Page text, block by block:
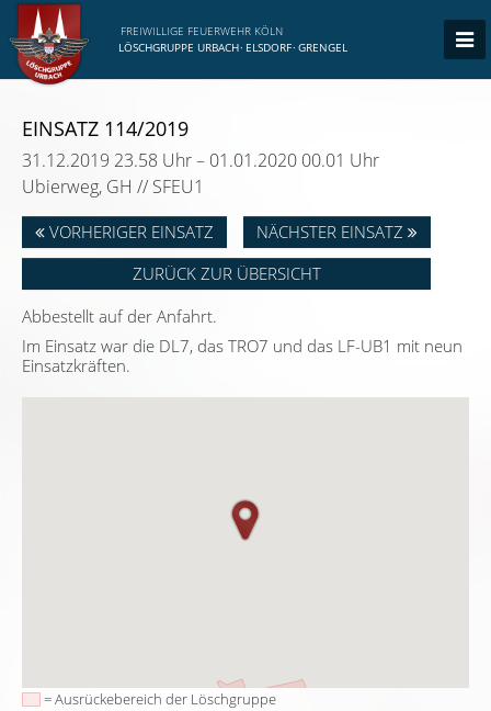
FREIWILLIGE FEUERWEHR KÖLN
LÖSCHGRUPPE URBACH· ELSDORF· GRENGEL
EINSATZ 114/2019
31.12.2019 23.58 Uhr – 01.01.2020 00.01 Uhr
Ubierweg, GH // SFEU1
VORHERIGER EINSATZ
NÄCHSTER EINSATZ
ZURÜCK ZUR ÜBERSICHT
Abbestellt auf der Anfahrt.
Im Einsatz war die DL7, das TRO7 und das LF-UB1 mit neun
Einsatzkräften.
= Ausrückebereich der Löschgruppe